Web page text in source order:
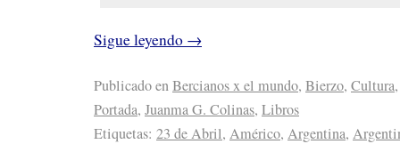
Sigue leyendo →
Publicado enBercianos x el mundo, Bierzo, Cultura
Portada, Juanma G. Colinas, Libros
Etiquetas: 23 de Abril, Américo, Argentina,